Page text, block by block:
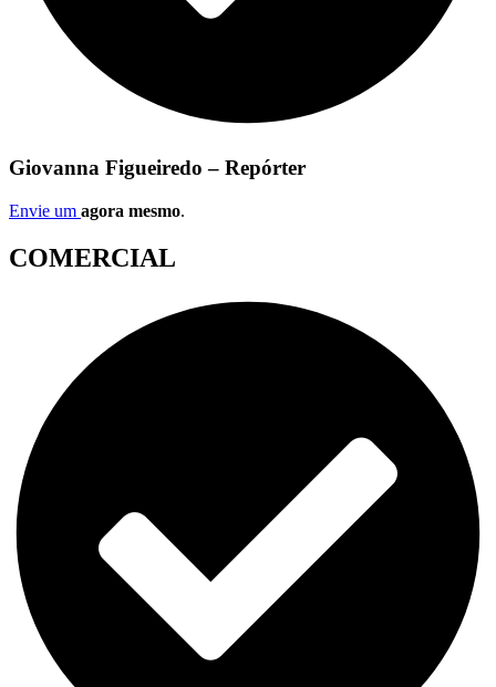
Giovanna Figueiredo – Repórter
Envie um agora mesmo.
COMERCIAL